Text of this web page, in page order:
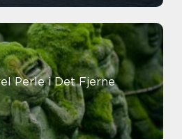
Perle i Det Fjerne